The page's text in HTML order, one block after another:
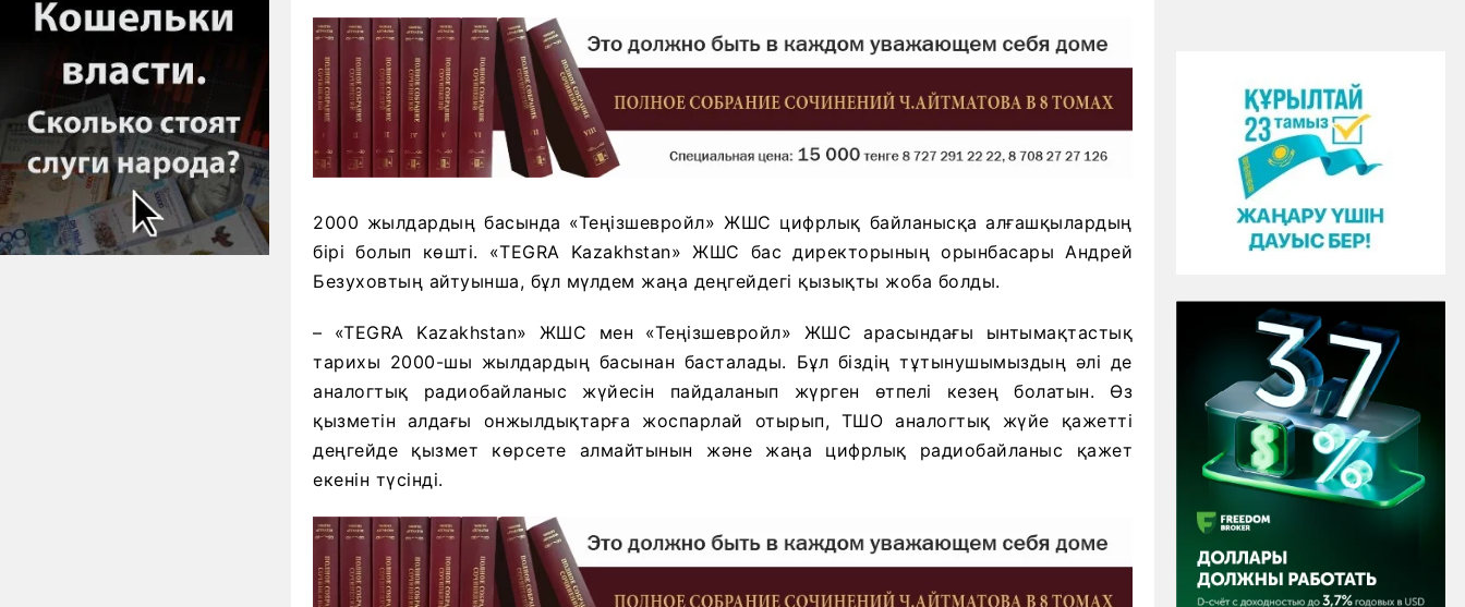
2000 жылдардың басында «Теңізшевройл» ЖШС цифрлық байланысқа алғашқылардың
бірі болып көшті. «TEGRA Kazakhstan» ЖШС бас директорының орынбасары Андрей
Безуховтың айтуынша, бұл мүлдем жаңа деңгейдегі қызықты жоба болды.
– «TEGRA Kazakhstan» ЖШС мен «Теңізшевройл» ЖШС арасындағы ынтымақтастық
тарихы 2000-шы жылдардың басынан басталады. Бұл біздің тұтынушымыздың әлі де
аналогтық радиобайланыс жүйесін пайдаланып жүрген өтпелі кезең болатын. Өз
қызметін алдағы онжылдықтарға жоспарлай отырып, ТШО аналогтық жүйе қажетті
деңгейде қызмет көрсете алмайтынын және жаңа цифрлық радиобайланыс қажет
екенін түсінді.